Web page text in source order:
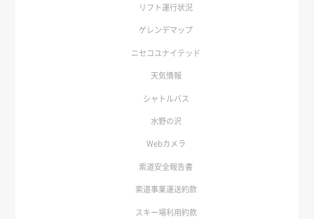
リフト運行状況
ゲレンデマップ
ニセコユナイテッド
天気情報
シャトルバス
水野の沢
Webカメラ
索道安全報告書
索道事業運送約款
スキー場利用約款